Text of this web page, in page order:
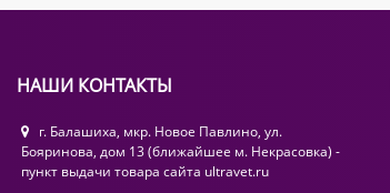
НАШИ КОНТАКТЫ
г. Балашиха, мкр. Новое Павлино, ул.
Бояринова, дом 13 (ближайшее м. Некрасовка) -
пункт выдачи товара сайта ultravet.ru